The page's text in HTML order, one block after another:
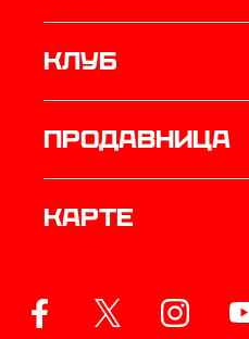
Клуб
продавница
Карте